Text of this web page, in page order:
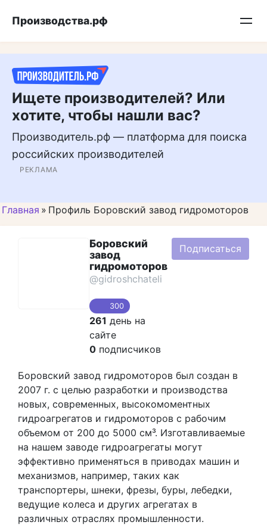
Подписывайтесь на нас в MAX
Производства.рф
Ищете производителей? Или
хотите, чтобы нашли вас?
Производитель.рф — платформа для поиска
российских производителей
РЕКЛАМА
Главная » Профиль Боровский завод гидромоторов
Боровский
завод
гидромоторов
@gidroshchateli
300
261 день на
сайте
0 подписчиков
Подписаться
Боровский завод гидромоторов был создан в
2007 г. с целью разработки и производства
новых, современных, высокомоментных
гидроагрегатов и гидромоторов с рабочим
объемом от 200 до 5000 см³. Изготавливаемые
на нашем заводе гидроагрегаты могут
эффективно применяться в приводах машин и
механизмов, например, таких как
транспортеры, шнеки, фрезы, буры, лебедки,
ведущие колеса и других агрегатах в
различных отраслях промышленности.